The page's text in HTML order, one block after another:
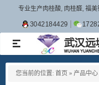
专业生产肉桂酸, 肉桂醛, 福
3042184429
TOGGLE
NAVIGATION
您当前的位置: 首页 » 产品中心